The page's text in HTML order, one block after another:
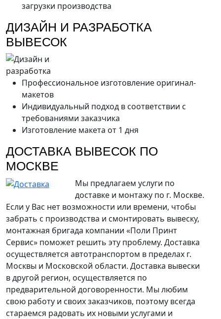
загрузки производства
ДИЗАЙН И РАЗРАБОТКА
ВЫВЕСОК
Профессиональное изготовление оригинал-
макетов
Индивидуальный подход в соответствии с
требованиями заказчика
Изготовление макета от 1 дня
ДОСТАВКА ВЫВЕСОК ПО
МОСКВЕ
Мы предлагаем услуги по
доставке и монтажу по г. Москве.
Если у Вас нет возможности или времени, чтобы
забрать с производства и смонтировать вывеску,
монтажная бригада компании «Поли Принт
Сервис» поможет решить эту проблему. Доставка
осуществляется автотранспортом в пределах г.
Москвы и Московской области. Доставка вывески
в другой регион, осуществляется по
предварительной договоренности. Мы любим
свою работу и своих заказчиков, поэтому всегда
стараемся радовать их новыми услугами и